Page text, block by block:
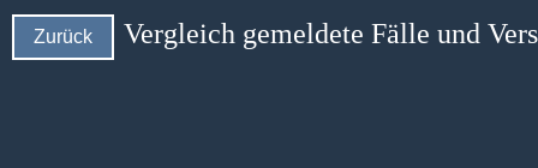
Zurück Vergleich gemeldete Fälle und